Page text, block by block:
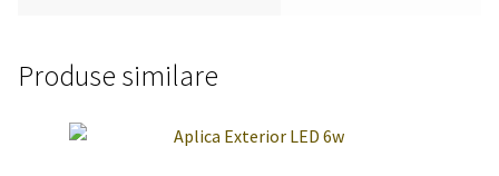
Produse similare